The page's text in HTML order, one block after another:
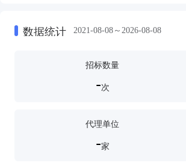
印刷服务印刷服务印刷服务印刷服务印刷服务印刷
印刷及印刷服务印刷及印刷服务 印刷服务印
数据统计 2021-08-08～2026-08-08
招标数量
-次
代理单位
-家